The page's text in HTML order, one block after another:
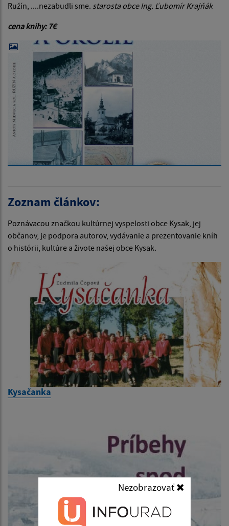
Nezobrazovať
Ružín, ....nezabudli sme. starosta obce Ing. Ľubomír Krajňák
cena knihy: 7€
Zoznam článkov:
Poznávacou značkou kultúrnej vyspelosti obce Kysak, jej
občanov, je podpora autorov, vydávanie a prezentovanie kníh
o histórii, kultúre a živote našej obce Kysak.
Kysačanka